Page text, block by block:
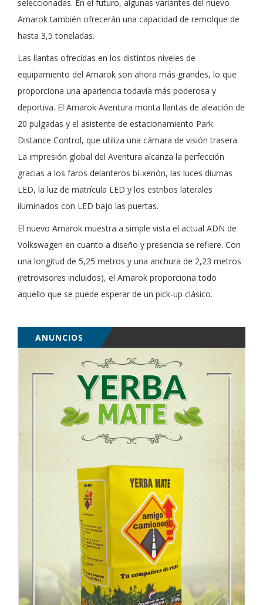
seleccionadas. En el futuro, algunas variantes del nuevo
Amarok también ofrecerán una capacidad de remolque de
hasta 3,5 toneladas.
Las llantas ofrecidas en los distintos niveles de
equipamiento del Amarok son ahora más grandes, lo que
proporciona una apariencia todavía más poderosa y
deportiva. El Amarok Aventura monta llantas de aleación de
20 pulgadas y el asistente de estacionamiento Park
Distance Control, que utiliza una cámara de visión trasera.
La impresión global del Aventura alcanza la perfección
gracias a los faros delanteros bi-xenón, las luces diurnas
LED, la luz de matrícula LED y los estribos laterales
iluminados con LED bajo las puertas.
El nuevo Amarok muestra a simple vista el actual ADN de
Volkswagen en cuanto a diseño y presencia se refiere. Con
una longitud de 5,25 metros y una anchura de 2,23 metros
(retrovisores incluidos), el Amarok proporciona todo
aquello que se puede esperar de un pick-up clásico.
ANUNCIOS